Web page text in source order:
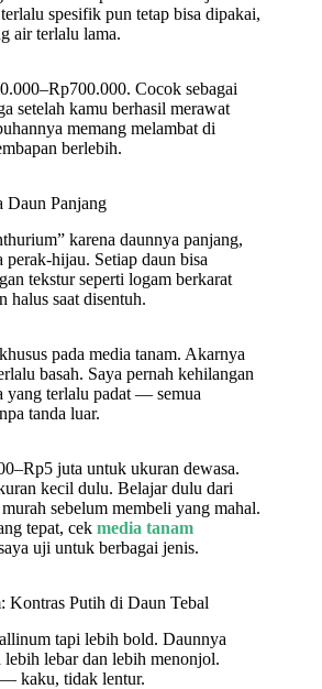
spesifik pun tetap bisa dipakai,
air terlalu lama.
Cocok sebagai
setelah kamu berhasil merawat
memang melambat di
berlebih.
Daun Panjang
karena daunnya panjang,
perak-hijau. Setiap daun bisa
tekstur seperti logam berkarat
halus saat disentuh.
pada media tanam. Akarnya
basah. Saya pernah kehilangan
yang terlalu padat — semua
tanda luar.
juta untuk ukuran dewasa.
kecil dulu. Belajar dulu dari
sebelum membeli yang mahal.
tepat, cek media tanam
uji untuk berbagai jenis.
Kontras Putih di Daun Tebal
tapi lebih bold. Daunnya
lebar dan lebih menonjol.
kaku, tidak lentur.